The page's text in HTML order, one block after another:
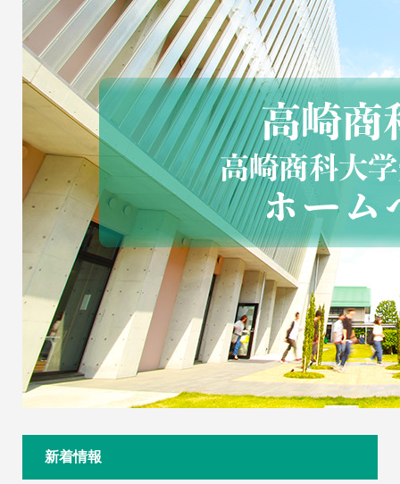
新着情報